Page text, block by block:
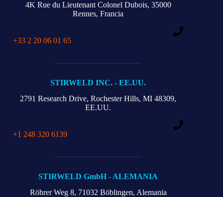
4K Rue du Lieutenant Colonel Dubois, 35000
Rennes, Francia
+33 2 20 06 01 65
STIRWELD INC. - EE.UU.
2791 Research Drive, Rochester Hills, MI 48309,
EE.UU.
+1 248 320 6139
STIRWELD GmbH - ALEMANIA
Röhrer Weg 8, 71032 Böblingen, Alemania